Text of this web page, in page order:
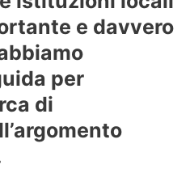
e davvero
per
di